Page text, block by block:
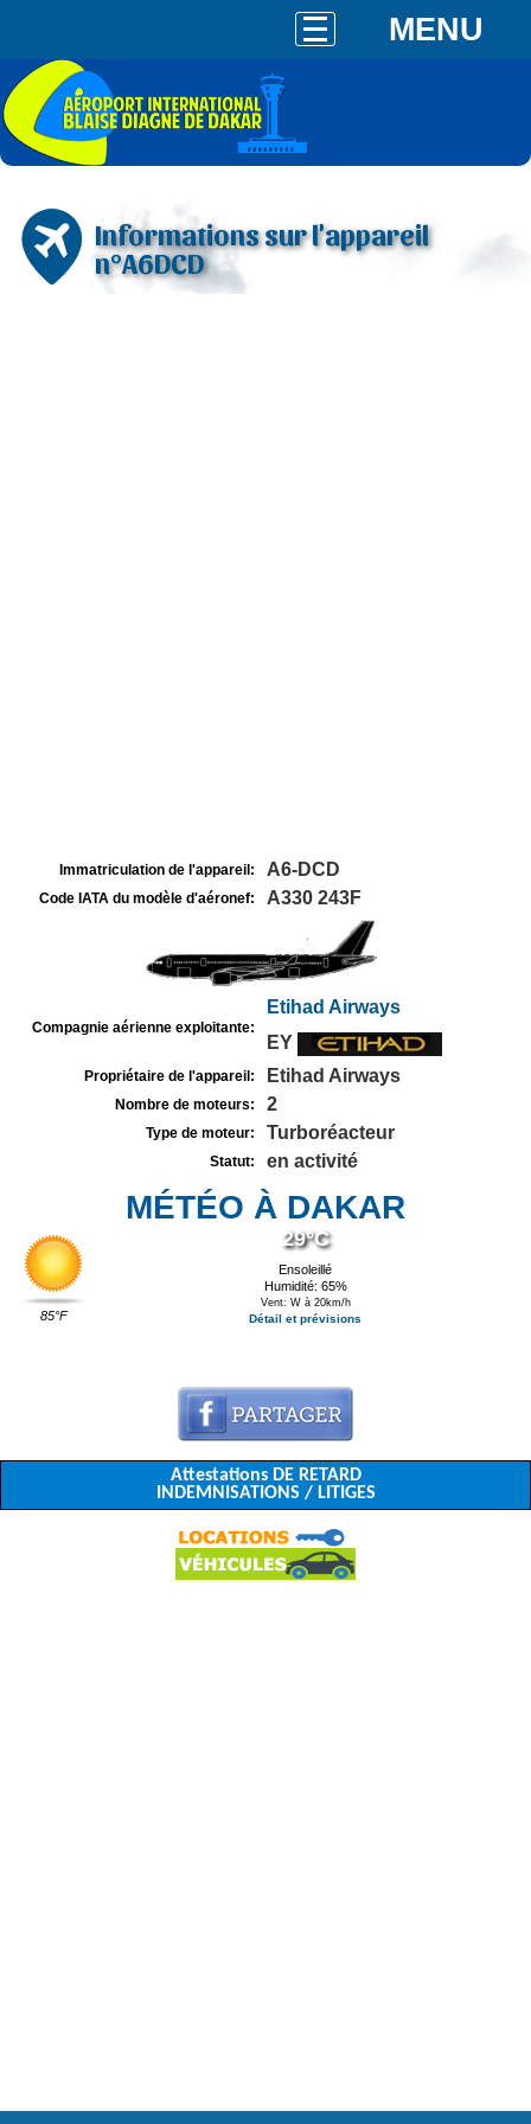
MENU
Informations sur l'appareil
n°A6DCD
Immatriculation de l'appareil: A6-DCD
Code IATA du modèle d'aéronef: A330 243F
Compagnie aérienne exploitante:
Etihad Airways
EY
Propriétaire de l'appareil: Etihad Airways
Nombre de moteurs: 2
Type de moteur: Turboréacteur
Statut: en activité
MÉTÉO À DAKAR
85°F
29°C
Ensoleillé
Humidité: 65%
Vent: W à 20km/h
Détail et prévisions
Attestations DE RETARD
INDEMNISATIONS / LITIGES